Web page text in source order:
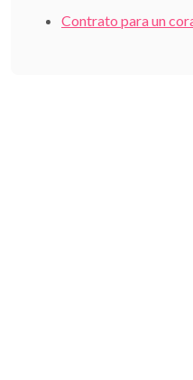
Contrato para un